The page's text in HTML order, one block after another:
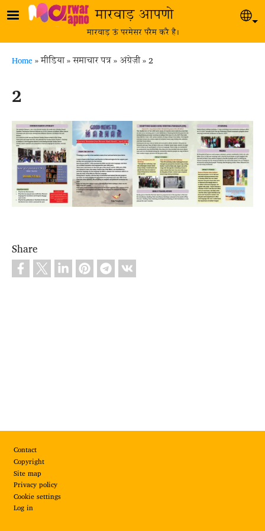
Skip to main contentमारवाड़ आपणो
मारवाड़ ऊं परमेसर परैम करै है।
Breadcrumb
Home मीडिया समाचार पत्र अंग्रेज़ी 2
2
Share
Footer
Contact
Copyright
Site map
Privacy policy
Cookie settings
Log in